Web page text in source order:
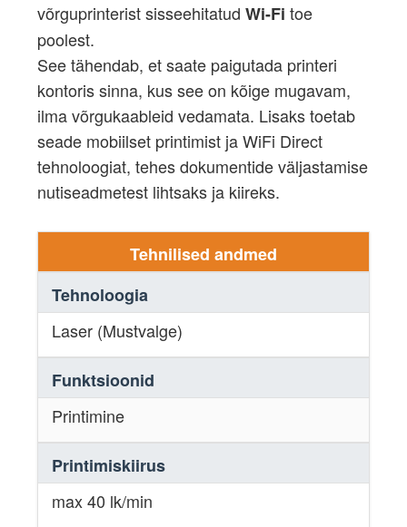
võrguprinterist sisseehitatud Wi-Fi toe
poolest.
See tähendab, et saate paigutada printeri
kontoris sinna, kus see on kõige mugavam,
ilma võrgukaableid vedamata. Lisaks toetab
seade mobiilset printimist ja WiFi Direct
tehnoloogiat, tehes dokumentide väljastamise
nutiseadmetest lihtsaks ja kiireks.
Tehnilised andmed
Tehnoloogia
Laser (Mustvalge)
Funktsioonid
Printimine
Printimiskiirus
max 40 lk/min